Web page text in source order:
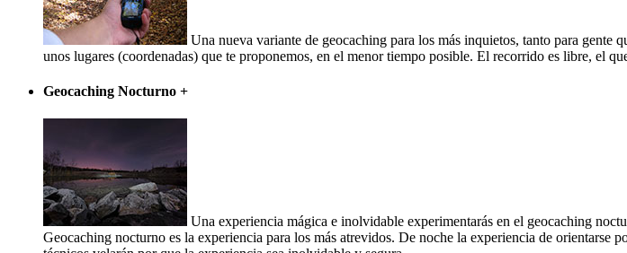
Una nueva variante de geocaching para los más inquietos, tanto para gente
unos lugares (coordenadas) que te proponemos, en el menor tiempo posible. El recorrido es libre, el
Geocaching Nocturno +
Una experiencia mágica e inolvidable experimentarás en el geocaching
Geocaching nocturno es la experiencia para los más atrevidos. De noche la experiencia de orientarse